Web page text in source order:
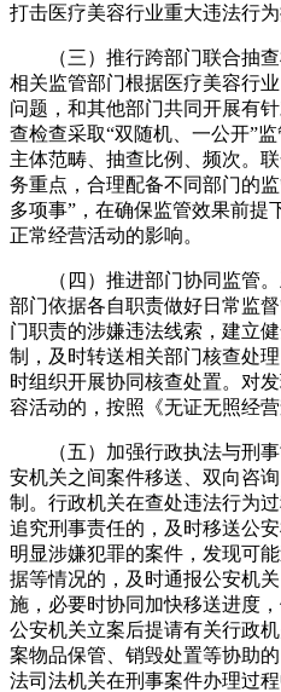
打击医疗美容行业重大违法行为
（三）推行跨部门联合抽
相关监管部门根据医疗美容行
问题，和其他部门共同开展有
查检查采取“双随机、一公开”
主体范畴、抽查比例、频次。
务重点，合理配备不同部门的
多项事”，在确保监管效果前提
正常经营活动的影响。
（四）推进部门协同监管
部门依据各自职责做好日常监
门职责的涉嫌违法线索，建立
制，及时转送相关部门核查处
时组织开展协同核查处置。对
容活动的，按照《无证无照经
（五）加强行政执法与刑
安机关之间案件移送、双向咨
制。行政机关在查处违法行为
追究刑事责任的，及时移送公
明显涉嫌犯罪的案件，发现可
据等情况的，及时通报公安机
施，必要时协同加快移送进度
公安机关立案后提请有关行政
案物品保管、销毁处置等协助
法司法机关在刑事案件办理过